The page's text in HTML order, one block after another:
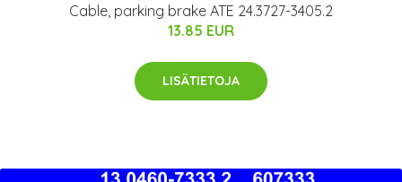
Cable, parking brake ATE 24.3727-3405.2
13.85 EUR
LISÄTIETOJA